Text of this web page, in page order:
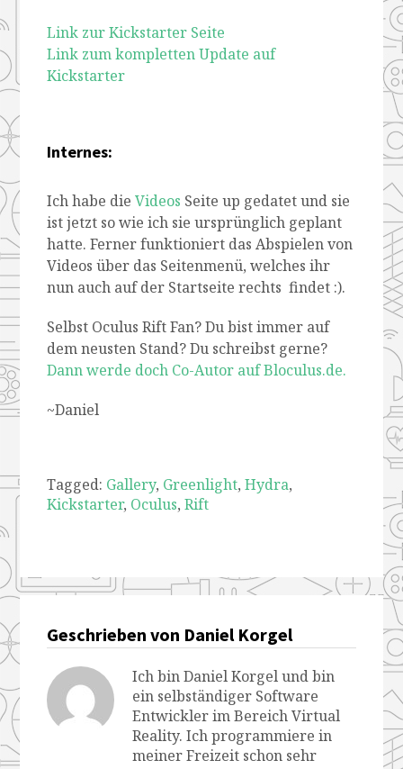
Link zur Kickstarter Seite
Link zum kompletten Update auf
Kickstarter
Internes:
Ich habe dieVideos Seite up gedatet und sie
ist jetzt so wie ich sie ursprünglich geplant
hatte. Ferner funktioniert das Abspielen von
Videos über das Seitenmenü, welches ihr
nun auch auf der Startseite rechts findet :).
Selbst Oculus Rift Fan? Du bist immer auf
dem neusten Stand? Du schreibst gerne?
Dann werde doch Co-Autor auf Bloculus.de.
~Daniel
Tagged: Gallery, Greenlight,Hydra,
Kickstarter, Oculus,Rift
Geschrieben von Daniel Korgel
Ich bin Daniel Korgel und bin
ein selbständiger Software
Entwickler im Bereich Virtual
Reality. Ich programmiere in
meiner Freizeit schon sehr